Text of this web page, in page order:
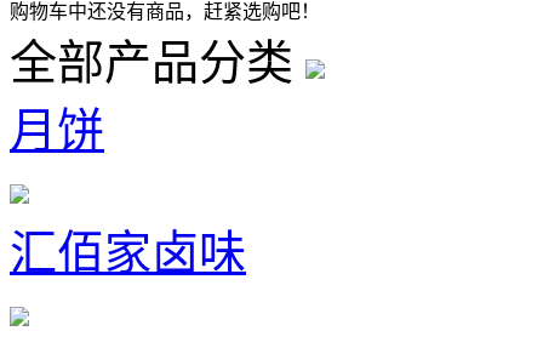
购物车中还没有商品，赶紧选购吧！
全部产品分类
月饼
汇佰家卤味